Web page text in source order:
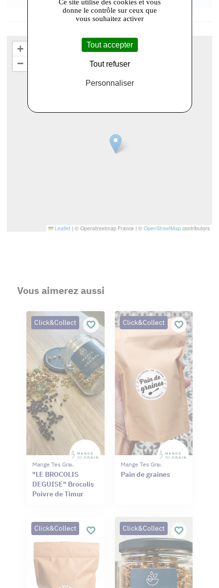
+
−
Leaflet | © Openstreetmap France | © OpenStreetMap contributors
Vous aimerez aussi
Click&Collect
Mange Tes Graines
"LE BROCOLIS
DEGUISE" Brocolis
Poivre de Timur
Click&Collect
Mange Tes Graines
Pain de graines
Click&Collect Click&Collect
Ce site utilise des cookies et vous
donne le contrôle sur ceux que
vous souhaitez activer
Tout accepter
Tout refuser
Personnaliser